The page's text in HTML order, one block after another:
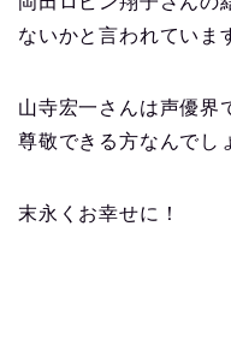
ないかと言われていま
山寺宏一さんは声優界
尊敬できる方なんでし
末永くお幸せに！